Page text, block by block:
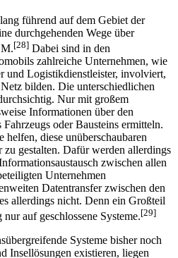
führend auf dem Gebiet der
durchgehenden Wege über
[28]Dabei sind in den
zahlreiche Unternehmen, wie
Logistikdienstleister, involviert,
bilden. Die unterschiedlichen
Nur mit großem
Informationen über den
Fahrzeugs oder Bausteins ermitteln.
diese unüberschaubaren
gestalten. Dafür werden allerdings
zwischen allen
Unternehmen
Datentransfer zwischen den
allerdings nicht. Denn ein Großteil
auf geschlossene Systeme.[29]